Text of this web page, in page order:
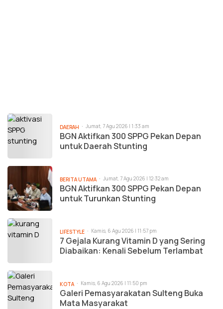
DAERAH Jumat, 7 Agu 2026 | 1:33 am
BGN Aktifkan 300 SPPG Pekan Depan
untuk Daerah Stunting
BERITA UTAMA Jumat, 7 Agu 2026 | 12:32 am
BGN Aktifkan 300 SPPG Pekan Depan
untuk Turunkan Stunting
LIFESTYLE Kamis, 6 Agu 2026 | 11:57 pm
7 Gejala Kurang Vitamin D yang Sering
Diabaikan: Kenali Sebelum Terlambat
KOTA Kamis, 6 Agu 2026 | 11:50 pm
Galeri Pemasyarakatan Sulteng Buka
Mata Masyarakat